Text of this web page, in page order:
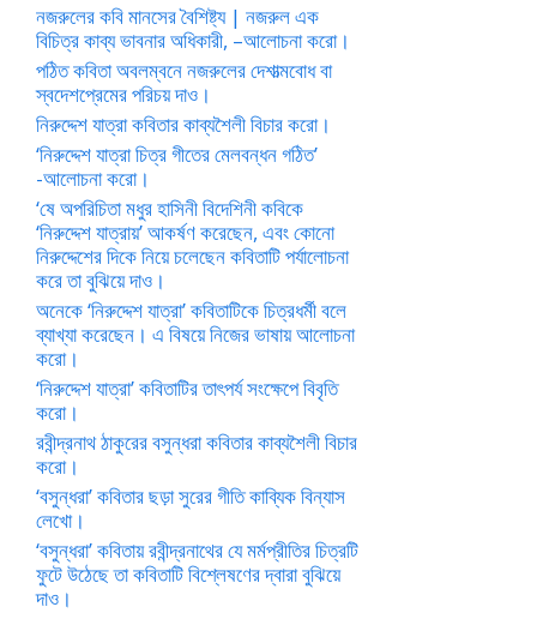
নজরুলের কবি মানসের বৈশিষ্ট্য | নজরুল এক
বিচিত্র কাব্য ভাবনার অধিকারী, –আলোচনা করো।
পঠিত কবিতা অবলম্বনে নজরুলের দেশাত্মবোধ বা
স্বদেশপ্রেমের পরিচয় দাও।
নিরুদ্দেশ যাত্রা কবিতার কাব্যশৈলী বিচার করো।
‘নিরুদ্দেশ যাত্রা চিত্র গীতের মেলবন্ধন গঠিত’
-আলোচনা করো।
‘ষে অপরিচিতা মধুর হাসিনী বিদেশিনী কবিকে
‘নিরুদ্দেশ যাত্রায়’ আকর্ষণ করেছেন, এবং কোনো
নিরুদ্দেশের দিকে নিয়ে চলেছেন কবিতাটি পর্যালোচনা
করে তা বুঝিয়ে দাও।
অনেকে ‘নিরুদ্দেশ যাত্রা’ কবিতাটিকে চিত্রধর্মী বলে
ব্যাখ্যা করেছেন। এ বিষয়ে নিজের ভাষায় আলোচনা
করো।
‘নিরুদ্দেশ যাত্রা’ কবিতাটির তাৎপর্য সংক্ষেপে বিবৃতি
করো।
রবীন্দ্রনাথ ঠাকুরের বসুন্ধরা কবিতার কাব্যশৈলী বিচার
করো।
‘বসুন্ধরা’ কবিতার ছড়া সুরের গীতি কাব্যিক বিন্যাস
লেখো।
‘বসুন্ধরা’ কবিতায় রবীন্দ্রনাথের যে মর্মপ্রীতির চিত্রটি
ফুটে উঠেছে তা কবিতাটি বিশ্লেষণের দ্বারা বুঝিয়ে
দাও।